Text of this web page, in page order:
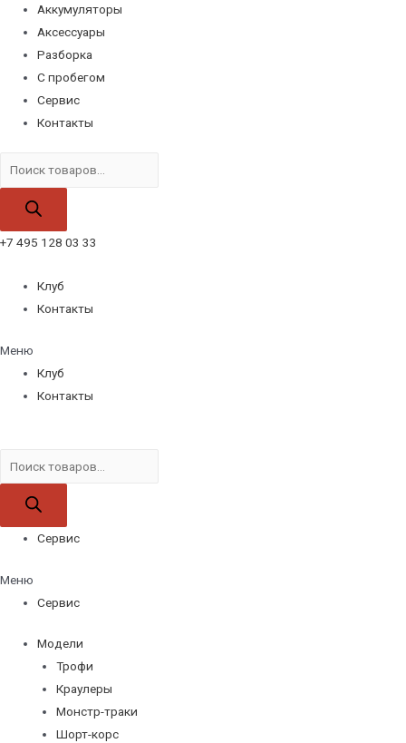
Аккумуляторы
Аксессуары
Разборка
С пробегом
Сервис
Контакты
товаров
+7 495 128 03 33
Клуб
Контакты
Меню
Клуб
Контакты
товаров
Сервис
Меню
Сервис
Модели
Трофи
Краулеры
Монстр-траки
Шорт-корс